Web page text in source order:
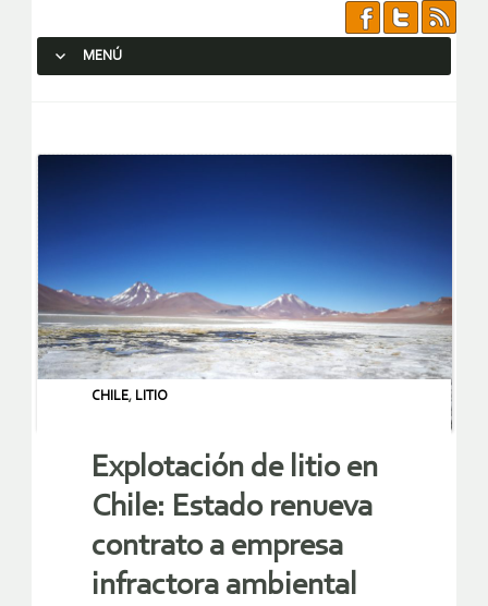
MENÚ
CHILE, LITIO
Explotación de litio en
Chile: Estado renueva
contrato a empresa
infractora ambiental